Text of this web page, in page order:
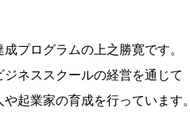
プログラムの上之勝寛です。
ネススクールの経営を通じて
起業家の育成を行っています。